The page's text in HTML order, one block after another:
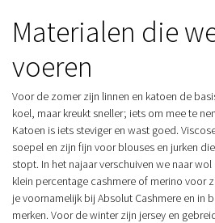
Materialen die
voeren
Voor de zomer zijn linnen en katoen de
koel, maar kreukt sneller; iets om mee te
Katoen is iets steviger en wast goed.
soepel en zijn fijn voor blouses en jurken
stopt. In het najaar verschuiven we naar
klein percentage cashmere of merino voor
je voornamelijk bij Absolut Cashmere en in
merken. Voor de winter zijn jersey en